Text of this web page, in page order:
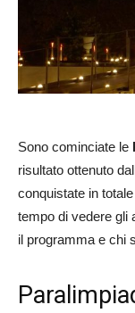
Sono cominciate le
risultato ottenuto
conquistate in
tempo di vedere gli
il programma e chi